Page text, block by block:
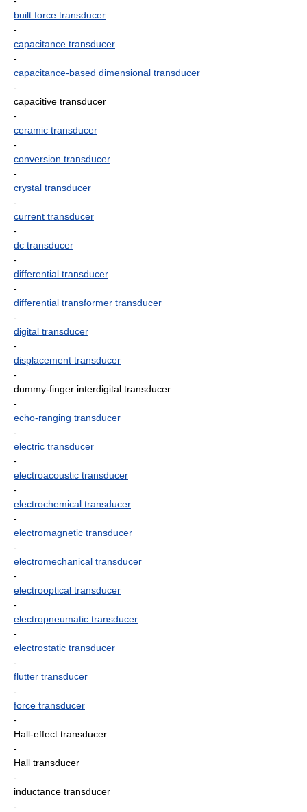
built force transducer
-
capacitance transducer
-
capacitance-based dimensional transducer
-
capacitive transducer
-
ceramic transducer
-
conversion transducer
-
crystal transducer
-
current transducer
-
dc transducer
-
differential transducer
-
differential transformer transducer
-
digital transducer
-
displacement transducer
-
dummy-finger interdigital transducer
-
echo-ranging transducer
-
electric transducer
-
electroacoustic transducer
-
electrochemical transducer
-
electromagnetic transducer
-
electromechanical transducer
-
electrooptical transducer
-
electropneumatic transducer
-
electrostatic transducer
-
flutter transducer
-
force transducer
-
Hall-effect transducer
-
Hall transducer
-
inductance transducer
-